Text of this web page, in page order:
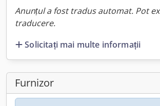
Anunțul a fost tradus automat. Pot
traducere.
Solicitați mai multe informații
Furnizor